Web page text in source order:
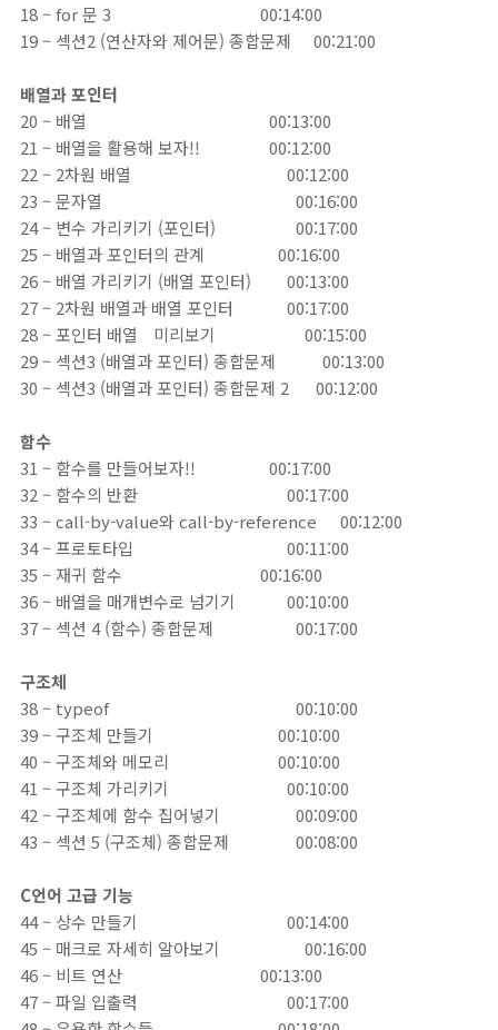
18 – for 문 3
00:14:00
19 – 섹션2 (연산자와 제어문) 종합문제
00:21:00
배열과 포인터
20 – 배열
00:13:00
21 – 배열을 활용해 보자!!
00:12:00
22 – 2차원 배열
00:12:00
23 – 문자열
00:16:00
24 – 변수 가리키기 (포인터)
00:17:00
25 – 배열과 포인터의 관계
00:16:00
26 – 배열 가리키기 (배열 포인터)
00:13:00
27 – 2차원 배열과 배열 포인터
00:17:00
28 – 포인터 배열
미리보기
00:15:00
29 – 섹션3 (배열과 포인터) 종합문제
00:13:00
30 – 섹션3 (배열과 포인터) 종합문제 2 00:12:00
함수
31 – 함수를 만들어보자!!
00:17:00
32 – 함수의 반환
00:17:00
33 – call-by-value와 call-by-reference
00:12:00
34 – 프로토타입
00:11:00
35 – 재귀 함수
00:16:00
36 – 배열을 매개변수로 넘기기
00:10:00
37 – 섹션 4 (함수) 종합문제
00:17:00
구조체
38 – typeof
00:10:00
39 – 구조체 만들기
00:10:00
40 – 구조체와 메모리
00:10:00
41 – 구조체 가리키기
00:10:00
42 – 구조체에 함수 집어넣기
00:09:00
43 – 섹션 5 (구조체) 종합문제
00:08:00
C언어 고급 기능
44 – 상수 만들기
00:14:00
45 – 매크로 자세히 알아보기
00:16:00
46 – 비트 연산
00:13:00
47 – 파일 입출력
00:17:00